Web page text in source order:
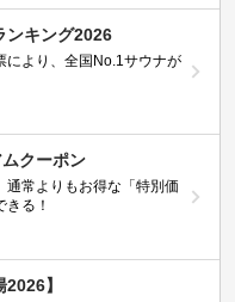
ンキング2026
により、全国No.1サウナが
クーポン
常よりもお得な「特別価
る！
】